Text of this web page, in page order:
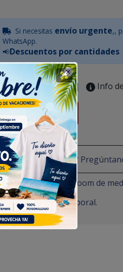
Si necesitas envío urgente,,
WhatsApp.
📢Descuentos por cantidades
Guía de tallas | Info
Empieza a Diseñar
alguna duda?
Frut of the Loom de
como ropa laboral.